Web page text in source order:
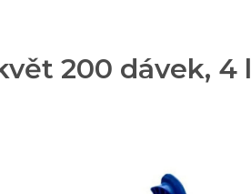
200 dávek, 4 l